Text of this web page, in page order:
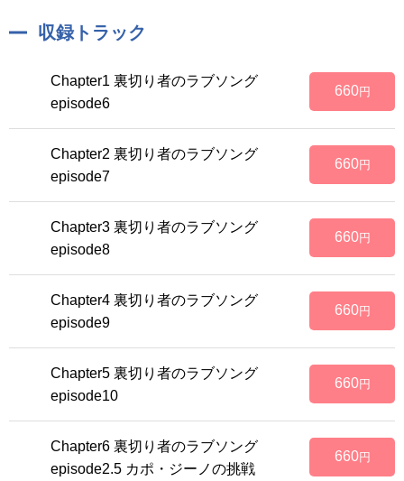
収録トラック
Chapter1 裏切り者のラブソング
episode6
660円
Chapter2 裏切り者のラブソング
episode7
660円
Chapter3 裏切り者のラブソング
episode8
660円
Chapter4 裏切り者のラブソング
episode9
660円
Chapter5 裏切り者のラブソング
episode10
660円
Chapter6 裏切り者のラブソング
episode2.5 カポ・ジーノの挑戦
660円